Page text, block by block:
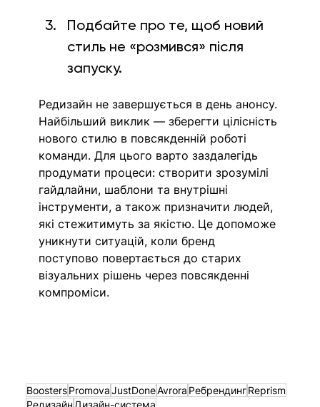
Подбайте про те, щоб новий
стиль не «розмився» після
запуску.
Редизайн не завершується в день анонсу.
Найбільший виклик — зберегти цілісність
нового стилю в повсякденній роботі
команди. Для цього варто заздалегідь
продумати процеси: створити зрозумілі
гайдлайни, шаблони та внутрішні
інструменти, а також призначити людей,
які стежитимуть за якістю. Це допоможе
уникнути ситуацій, коли бренд
поступово повертається до старих
візуальних рішень через повсякденні
компроміси.
BoostersPromovaJustDoneAvrora РебрендингReprism
Редизайн Дизайн-система